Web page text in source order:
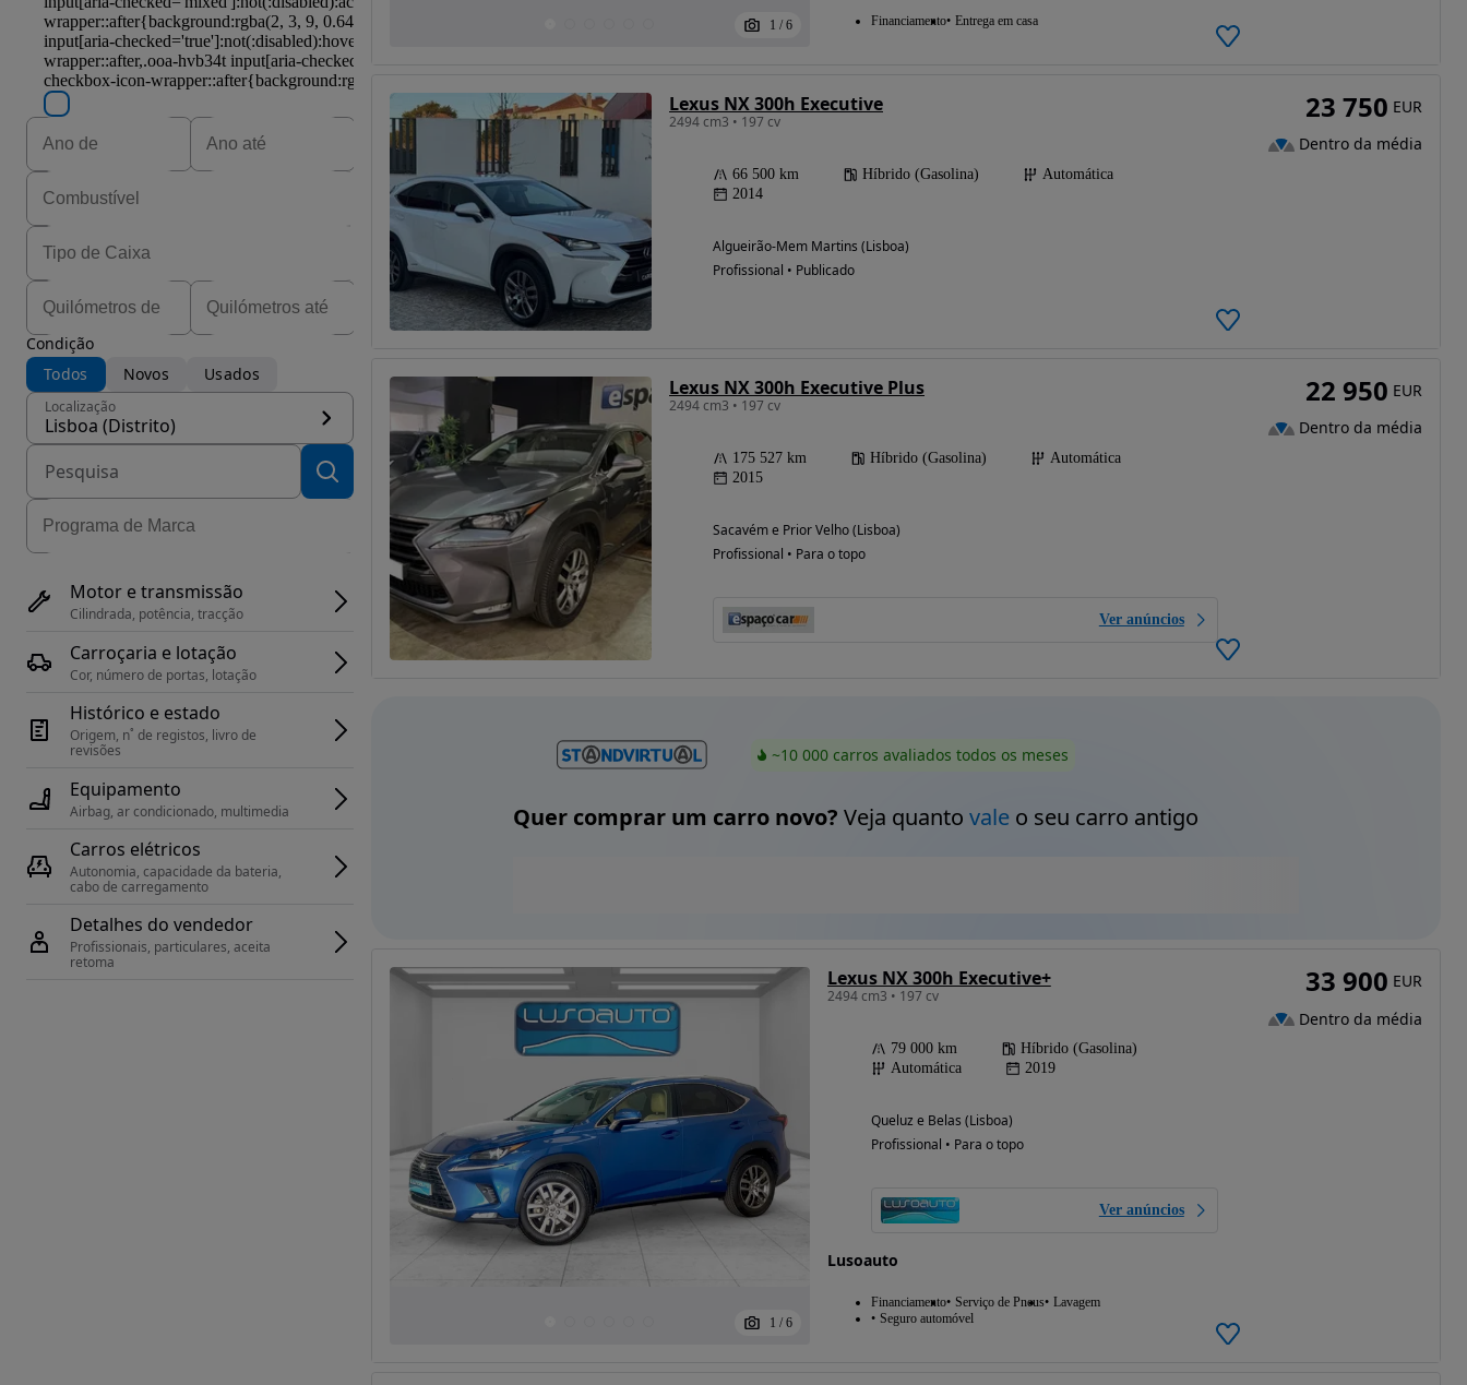
Condição
Todos
Novos Usados
Localização
Lisboa (Distrito)
Motor e transmissão
Cilindrada, potência, tracção
Carroçaria e lotação
Cor, número de portas, lotação
Histórico e estado
Origem, n˚ de registos, livro de
revisões
Equipamento
Airbag, ar condicionado, multimedia
Carros elétricos
Autonomia, capacidade da bateria,
cabo de carregamento
Detalhes do vendedor
Profissionais, particulares, aceita
retoma
1 / 6 Financiamento Entrega em casa
Lexus NX 300h Executive
2494 cm3 • 197 cv
66 500 km Híbrido (Gasolina)
Automática
2014
Algueirão-Mem Martins (Lisboa)
Profissional • Publicado
23 750 EUR
Dentro da média
Lexus NX 300h Executive Plus
2494 cm3 • 197 cv
175 527 km Híbrido (Gasolina)
Automática
2015
Sacavém e Prior Velho (Lisboa)
Profissional • Para o topo
Ver anúncios
22 950 EUR
Dentro da média
~10 000 carros avaliados todos os meses
Quer comprar um carro novo? Veja quanto valeo seu carro antigo
1 / 6
Lexus NX 300h Executive+
2494 cm3 • 197 cv
79 000 km
Híbrido (Gasolina)
Automática
2019
Queluz e Belas (Lisboa)
Profissional • Para o topo
Ver anúncios
Lusoauto
Financiamento Serviço de Pneus
Lavagem
Seguro automóvel
33 900 EUR
Dentro da média